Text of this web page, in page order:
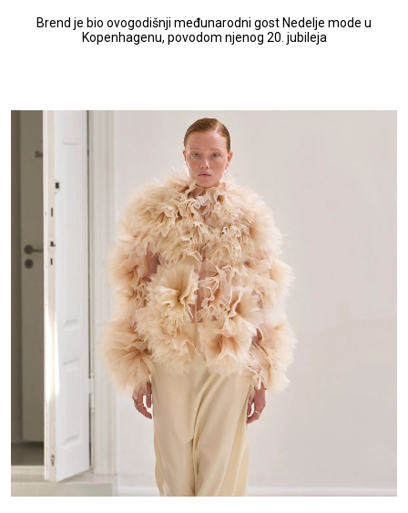
Brend je bio ovogodišnji međunarodni gost Nedelje mode u
Kopenhagenu, povodom njenog 20. jubileja